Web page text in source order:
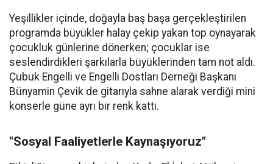
Yeşillikler içinde, doğayla baş başa gerçekleştirilen
programda büyükler halay çekip yakan top oynayarak
çocukluk günlerine dönerken; çocuklar ise
seslendirdikleri şarkılarla büyüklerinden tam not aldı.
Çubuk Engelli ve Engelli Dostları Derneği Başkanı
Bünyamin Çevik de gitarıyla sahne alarak verdiği mini
konserle güne ayrı bir renk kattı.
"Sosyal Faaliyetlerle Kaynaşıyoruz"